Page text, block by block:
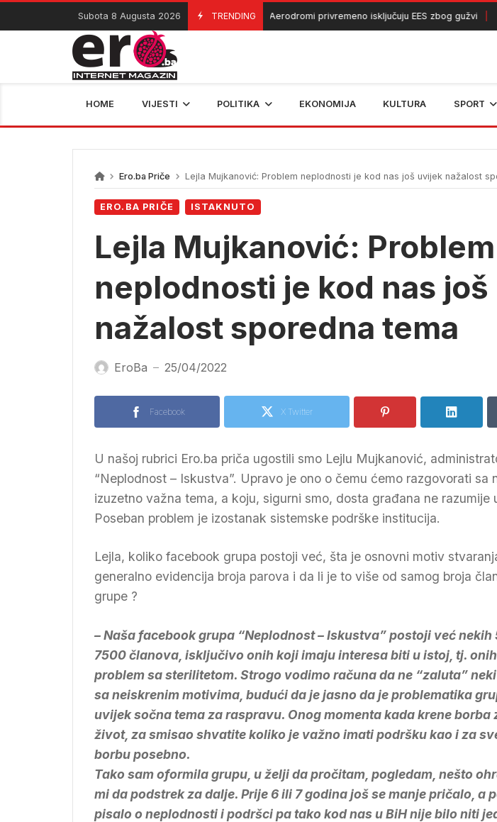
Skip
content
Subota 8 Augusta 2026 TRENDING
07/08/2026 Aerodromi privremeno isključuju EES zbog gužvi
HOME VIJESTI POLITIKA EKONOMIJA KULTURA SPORT
Ero.ba Priče Lejla Mujkanović: Problem neplodnosti je kod nas još uvijek nažalost
ERO.BA PRIČE ISTAKNUTO
Lejla Mujkanović: Problem
neplodnosti je kod nas
nažalost sporedna tema
EroBa — 25/04/2022
Facebook X Twitter
U našoj rubrici Ero.ba priča ugostili smo Lejlu Mujkanović,
“Neplodnost – Iskustva”. Upravo je ono o čemu ćemo razgovorati sa
izuzetno važna tema, a koju, sigurni smo, dosta građana ne razumije
Poseban problem je izostanak sistemske podrške institucija.
Lejla, koliko facebook grupa postoji već, šta je osnovni motiv
generalno evidencija broja parova i da li je to više od samog broja
grupe ?
– Naša facebook grupa “Neplodnost – Iskustva” postoji već
7500 članova, isključivo onih koji imaju interesa biti u istoj, tj.
problem sa sterilitetom. Strogo vodimo računa da ne “zaluta”
sa neiskrenim motivima, budući da je jasno da je problematika
uvijek sočna tema za raspravu. Onog momenta kada krene borba
život, za smisao shvatite koliko je važno imati podršku kao i za
borbu posebno.
Tako sam oformila grupu, u želji da pročitam, pogledam, nešto
mi da podstrek za dalje. Prije 6 ili 7 godina još se manje pričalo, a
pisalo o neplodnosti i podršci pa tako kod nas u BiH nije bilo niti